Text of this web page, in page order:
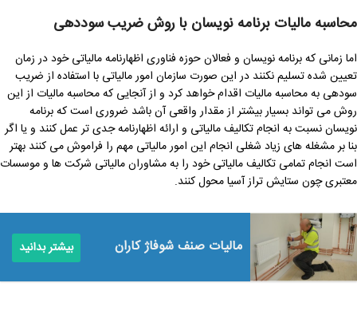
محاسبه مالیات برنامه نویسان با روش ضریب سوددهی
اما زمانی که برنامه نویسان و فعالان حوزه فناوری اظهارنامه مالیاتی خود در زمان
تعیین شده تسلیم نکنند در این صورت سازمان امور مالیاتی با استفاده از ضریب
سودهی به محاسبه مالیات اقدام خواهد کرد و از آنجایی که محاسبه مالیات از این
روش می تواند بسیار بیشتر از مقدار واقعی آن باشد ضروری است که برنامه
نویسان نسبت به انجام تکالیف مالیاتی و ارائه اظهارنامه جدی تر عمل کنند و یا اگر
بنا بر مشغله های زیاد شغلی انجام این امور مالیاتی مهم را فراموش می کنند بهتر
است انجام تمامی تکالیف مالیاتی خود را به مشاوران مالیاتی شرکت ها و موسسات
معتبری چون ستایش تراز آسیا محول کنند.
مالیات صنف شوفاژ کاران بیشتر بدانید